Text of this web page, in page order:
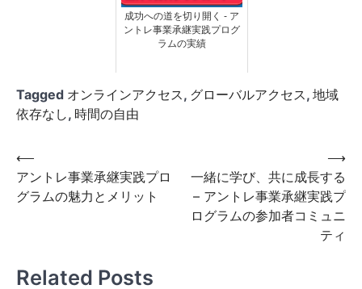
成功への道を切り開く - ア
ントレ事業承継実践プログ
ラムの実績
Tagged オンラインアクセス, グローバルアクセス, 地域
依存なし, 時間の自由
投
稿
ー
⟵
アントレ事業承継実践プロ
グラムの魅力とメリット
一緒に学び、共に成長する
– アントレ事業承継実践プ
ログラムの参加者コミュニ
ティ
⟶
Related Posts